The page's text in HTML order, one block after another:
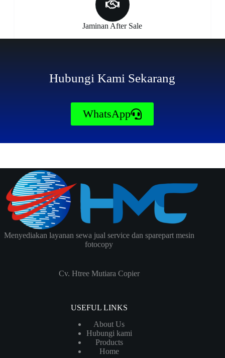
Jaminan After Sale
Hubungi Kami Sekarang
WhatsApp
Menyediakan layanan sewa jual service dan sparepart mesin
fotocopy
Cv. Htree Mutiara Copier
USEFUL LINKS
About Us
Hubungi kami
Products
Home